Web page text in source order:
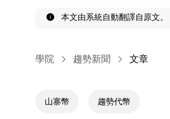
本文由系統自動翻譯自原文。
學院 趨勢新聞 文章
山寨幣 趨勢代幣